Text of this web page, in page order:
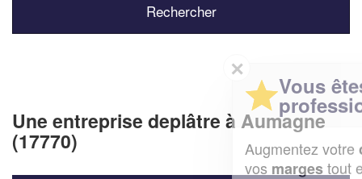
Une entreprise deplâtre à Aumagne
(17770)
Vous êtes un
professionnel ?
chiffre d'affaireset
tout en gagnant de